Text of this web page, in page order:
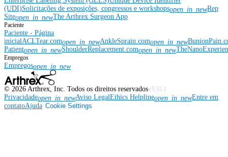
(UDI)Solicitações de exposições, congressos e workshopsopen_in_newRep
Siteopen_in_newThe Arthrex Surgeon App
Paciente
Paciente - Página
inicialACLTear.comopen_in_newAnkleSprain.comopen_in_new
Patientopen_in_newShoulderReplacement.comopen_in_new
Empregos
Empregosopen_in_new
© 2026 Arthrex, Inc. Todos os direitos reservadosv3.55.1
Privacidadeopen_in_newAviso LegalEthics Helplineopen_in_newEntre em
contatoAjuda Cookie Settings